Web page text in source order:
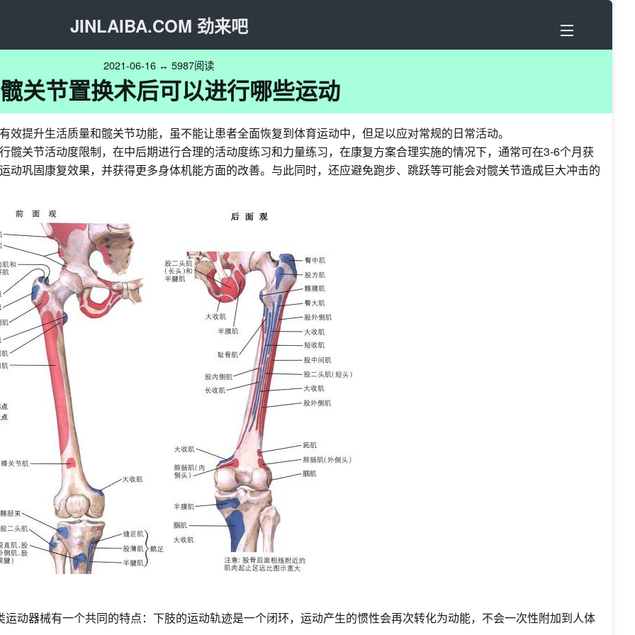
JINLAIBA.COM 劲来吧
2021-06-16 ↔ 5987阅读
关节置换术后可以进行哪些运动
提升生活质量和髋关节功能，虽不能让患者全面恢复到体育运动中，但足以应对常规的日常活动。
髋关节活动度限制，在中后期进行合理的活动度练习和力量练习，在康复方案合理实施的情况下，通常可在3-6个月获
动巩固康复效果，并获得更多身体机能方面的改善。与此同时，还应避免跑步、跳跃等可能会对髋关节造成巨大冲击的
动器械有一个共同的特点：下肢的运动轨迹是一个闭环，运动产生的惯性会再次转化为动能，不会一次性附加到人体